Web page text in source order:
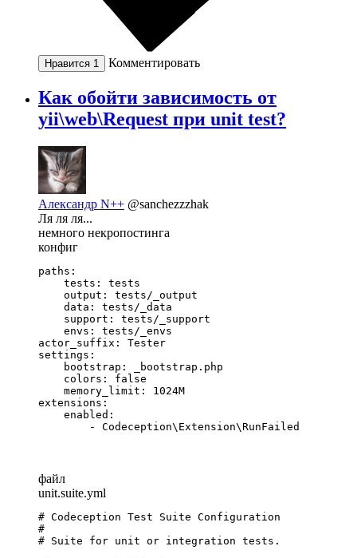
Нравится 1 Комментировать
Как обойти зависимость от
yii\web\Request при unit test?
Александр N++ @sanchezzzhak
Ля ля ля...
немного некропостинга
конфиг
paths:
    tests: tests
    output: tests/_output
    data: tests/_data
    support: tests/_support
    envs: tests/_envs
actor_suffix: Tester
settings:
    bootstrap: _bootstrap.php
    colors: false
    memory_limit: 1024M
extensions:
    enabled:
        - Codeception\Extension\RunFailed
файл
unit.suite.yml
# Codeception Test Suite Configuration
#
# Suite for unit or integration tests.